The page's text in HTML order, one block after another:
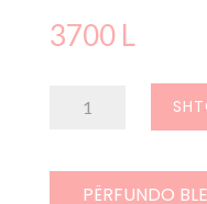
3700 L
PËRFUNDO